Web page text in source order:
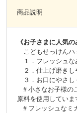
商品説明
《お子さまに人気の
こどもせっけん
１．フレッシュ
２．仕上げ磨き
３．お口にやさ
# 小さなお子様の
原料を使用していま
# フレッシュなミ